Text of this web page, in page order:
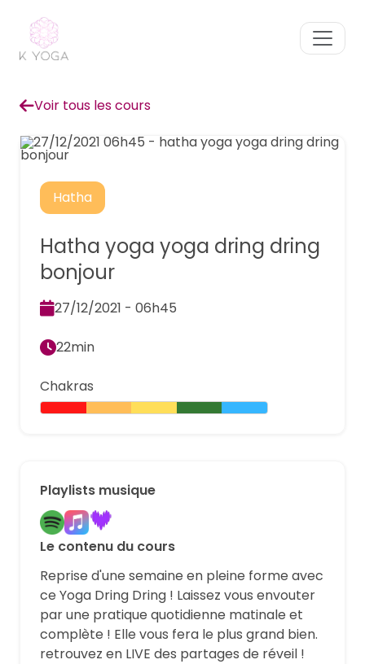
Voir tous les cours
Hatha
Chakras
Hatha yoga yoga dring dring
bonjour
27/12/2021 - 06h45
22min
Playlists musique
Le contenu du cours
Reprise d'une semaine en pleine forme avec
ce Yoga Dring Dring ! Laissez vous envouter
par une pratique quotidienne matinale et
complète ! Elle vous fera le plus grand bien.
retrouvez en LIVE des partages de réveil !